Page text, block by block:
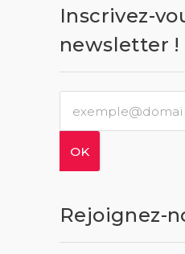
Inscrivez-
newsletter !
Rejoignez-